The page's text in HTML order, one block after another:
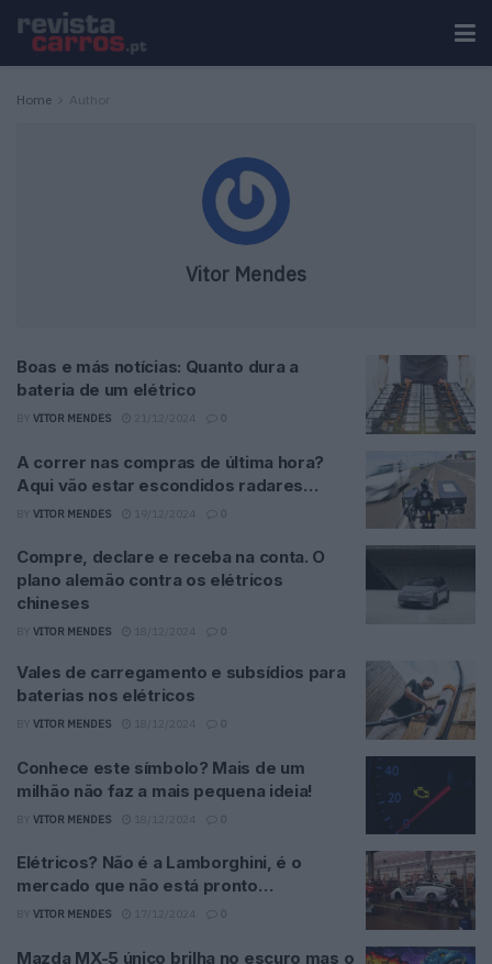
Home Author
Vitor Mendes
Boas e más notícias: Quanto dura a
bateria de um elétrico
VITOR MENDES 0
A correr nas compras de última hora?
Aqui vão estar escondidos radares…
VITOR MENDES 0
Compre, declare e receba na conta. O
plano alemão contra os elétricos
chineses
VITOR MENDES 0
Vales de carregamento e subsídios para
baterias nos elétricos
VITOR MENDES 0
Conhece este símbolo? Mais de um
milhão não faz a mais pequena ideia!
VITOR MENDES 0
Elétricos? Não é a Lamborghini, é o
mercado que não está pronto…
VITOR MENDES 0
Mazda MX-5 único brilha no escuro mas o